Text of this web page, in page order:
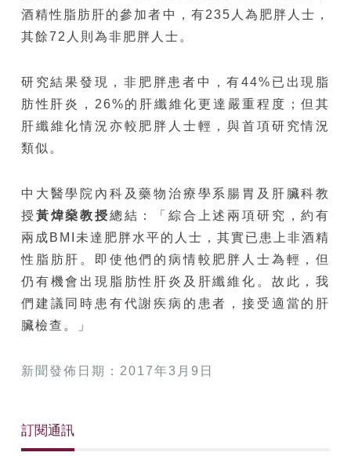
酒精性脂肪肝的參加者中，有235人為肥胖人士，
其餘72人則為非肥胖人士。
研究結果發現，非肥胖患者中，有44%已出現脂
肪性肝炎，26%的肝纖維化更達嚴重程度；但其
肝纖維化情況亦較肥胖人士輕，與首項研究情況
類似。
中大醫學院內科及藥物治療學系腸胃及肝臟科教
授 黃煒燊教授總結：「綜合上述兩項研究，約有
兩成BMI未達肥胖水平的人士，其實已患上非酒精
性脂肪肝。即使他們的病情較肥胖人士為輕，但
仍有機會出現脂肪性肝炎及肝纖維化。故此，我
們建議同時患有代謝疾病的患者，接受適當的肝
臟檢查。」
新聞發佈日期：2017年3月9日
訂閱通訊